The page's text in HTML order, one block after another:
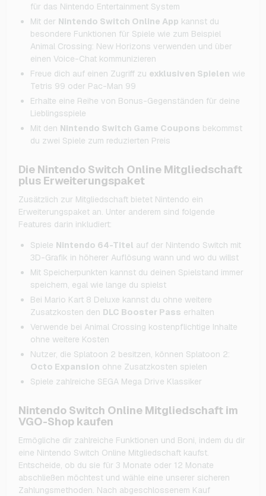
für das Nintendo Entertainment System
Mit der Nintendo Switch Online App kannst du
besondere Funktionen für Spiele wie zum Beispiel
Animal Crossing: New Horizons verwenden und über
einen Voice-Chat kommunizieren
Freue dich auf einen Zugriff zu exklusiven Spielen wie
Tetris 99 oder Pac-Man 99
Erhalte eine Reihe von Bonus-Gegenständen für deine
Lieblingsspiele
Mit den Nintendo Switch Game Coupons bekommst
du zwei Spiele zum reduzierten Preis
Die Nintendo Switch Online Mitgliedschaft
plus Erweiterungspaket
Zusätzlich zur Mitgliedschaft bietet Nintendo ein
Erweiterungspaket an. Unter anderem sind folgende
Features darin inkludiert:
Spiele Nintendo 64-Titel auf der Nintendo Switch mit
3D-Grafik in höherer Auflösung wann und wo du willst
Mit Speicherpunkten kannst du deinen Spielstand immer
speichern, egal wie lange du spielst
Bei Mario Kart 8 Deluxe kannst du ohne weitere
Zusatzkosten den DLC Booster Pass erhalten
Verwende bei Animal Crossing kostenpflichtige Inhalte
ohne weitere Kosten
Nutzer, die Splatoon 2 besitzen, können Splatoon 2:
Octo Expansion ohne Zusatzkosten spielen
Spiele zahlreiche SEGA Mega Drive Klassiker
Nintendo Switch Online Mitgliedschaft im
VGO-Shop kaufen
Ermögliche dir zahlreiche Funktionen und Boni, indem du dir
eine Nintendo Switch Online Mitgliedschaft kaufst.
Entscheide, ob du sie für 3 Monate oder 12 Monate
abschließen möchtest und wähle eine unserer sicheren
Zahlungsmethoden. Nach abgeschlossenem Kauf